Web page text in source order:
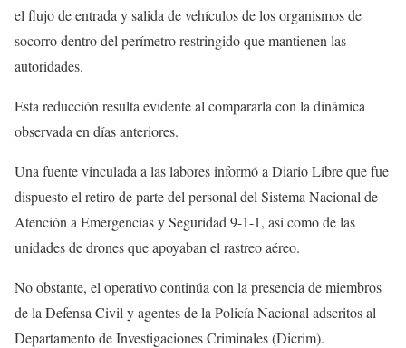
el flujo de entrada y salida de vehículos de los organismos de
socorro dentro del perímetro restringido que mantienen las
autoridades.
Esta reducción resulta evidente al compararla con la dinámica
observada en días anteriores.
Una fuente vinculada a las labores informó a Diario Libre que fue
dispuesto el retiro de parte del personal del Sistema Nacional de
Atención a Emergencias y Seguridad 9-1-1, así como de las
unidades de drones que apoyaban el rastreo aéreo.
No obstante, el operativo continúa con la presencia de miembros
de la Defensa Civil y agentes de la Policía Nacional adscritos al
Departamento de Investigaciones Criminales (Dicrim).